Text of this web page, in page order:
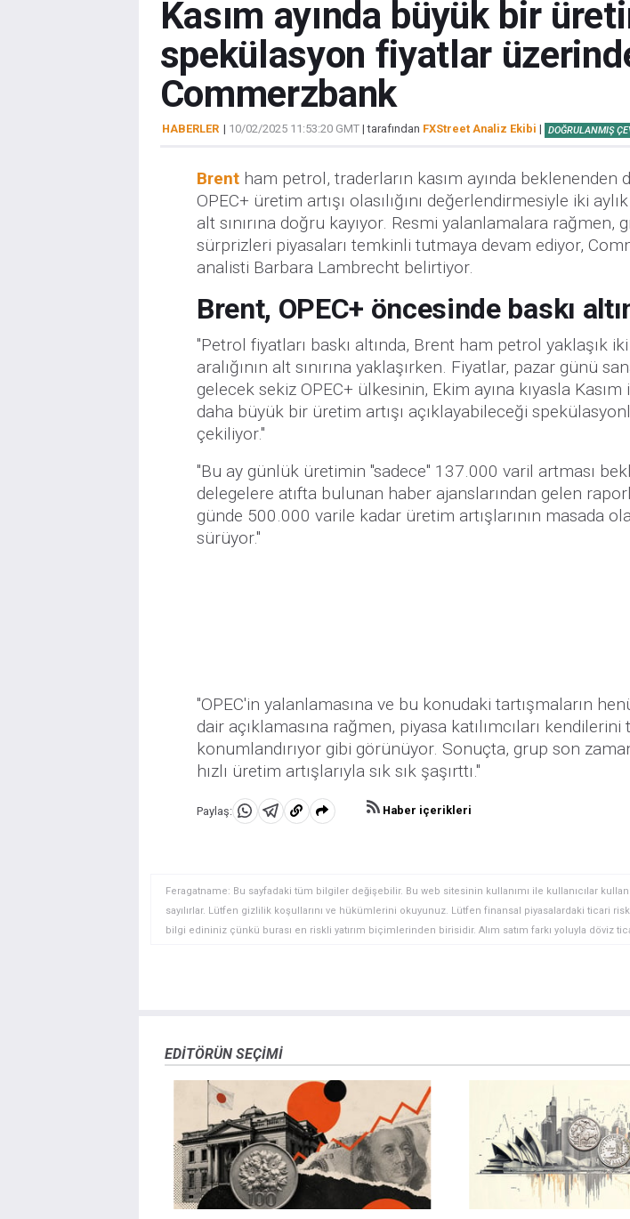
Kasım ayında büyük bir
spekülasyon fiyatlar
Commerzbank
HABERLER | 10/02/2025 11:53:20 GMT| tarafından FXStreet Analiz Ekibi | DOĞRULANMIŞ
Brentham petrol, traderların kasım ayında beklenenden
OPEC+ üretim artışı olasılığını değerlendirmesiyle iki
alt sınırına doğru kayıyor. Resmi yalanlamalara rağmen,
sürprizleri piyasaları temkinli tutmaya devam ediyor,
analisti Barbara Lambrecht belirtiyor.
Brent, OPEC+ öncesinde baskı
"Petrol fiyatları baskı altında, Brent ham petrol yaklaşık
aralığının alt sınırına yaklaşırken. Fiyatlar, pazar günü
gelecek sekiz OPEC+ ülkesinin, Ekim ayına kıyasla
daha büyük bir üretim artışı açıklayabileceği
çekiliyor."
"Bu ay günlük üretimin "sadece" 137.000 varil artması
delegelere atıfta bulunan haber ajanslarından gelen
günde 500.000 varile kadar üretim artışlarının masada
sürüyor."
"OPEC'in yalanlamasına ve bu konudaki tartışmaların
dair açıklamasına rağmen, piyasa katılımcıları
konumlandırıyor gibi görünüyor. Sonuçta, grup son
hızlı üretim artışlarıyla sık sık şaşırttı."
Paylaş:
WhatsApp'da
Telegram'da
Panoya
Haber içerikleri
Feragatname: Bu sayfadaki tüm bilgiler değişebilir. Bu web sitesinin kullanımı ile kullanıcılar
sayılırlar. Lütfen gizlilik koşullarını ve hükümlerini okuyunuz. Lütfen finansal piyasalardaki ticari
bilgi edininiz çünkü burası en riskli yatırım biçimlerinden birisidir. Alım satım farkı yoluyla döviz
danışmanlığı teşkil etmemektedir. FXStreet bu tür bilgilerin kullanımı nedeniyle doğrudan yada
herhangi bir kar kaybı herhangi bir sınırlama olmaksızın herhangi bir kayıp ya da hasar için
EDITÖRÜN SEÇIMI